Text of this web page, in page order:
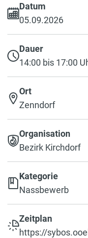
Datum
05.09.2026
Dauer
14:00 bis 17:00
Ort
Zenndorf
Organisation
Bezirk Kirchdorf
Kategorie
Nassbewerb
Zeitplan
https://